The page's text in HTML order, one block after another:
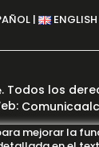
| ENGLISH
mejorar la
. Todos los